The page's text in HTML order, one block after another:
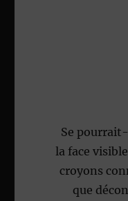
Se
la face
croyons
que